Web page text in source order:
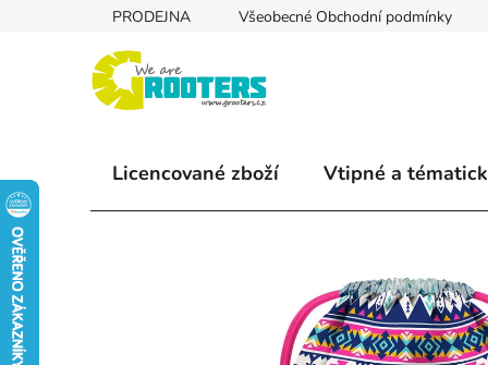
PRODEJNA Všeobecné Obchodní podmínky
Licencované zboží Vtipné a